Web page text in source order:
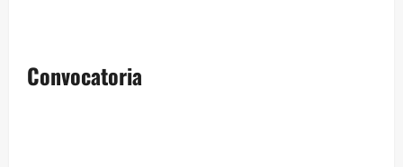
Convocatoria